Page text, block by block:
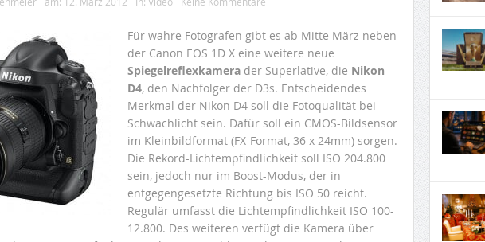
Für wahre Fotografen gibt es ab Mitte März neben
der Canon EOS 1D X eine weitere neue
Spiegelreflexkamera der Superlative, die Nikon
D4, den Nachfolger der D3s. Entscheidendes
Merkmal der Nikon D4 soll die Fotoqualität bei
Schwachlicht sein. Dafür soll ein CMOS-Bildsensor
im Kleinbildformat (FX-Format, 36 x 24mm) sorgen.
Die Rekord-Lichtempfindlichkeit soll ISO 204.800
sein, jedoch nur im Boost-Modus, der in
entgegengesetzte Richtung bis ISO 50 reicht.
Regulär umfasst die Lichtempfindlichkeit ISO 100-
12.800. Des weiteren verfügt die Kamera über